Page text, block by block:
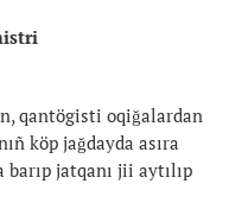
qantögisti oqiğalardan
köp jağdayda asıra
jatqanı jii aytılıp